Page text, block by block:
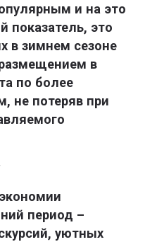
и на это
показатель, это
в зимнем сезоне
в
по более
не потеряв при
период –
уютных